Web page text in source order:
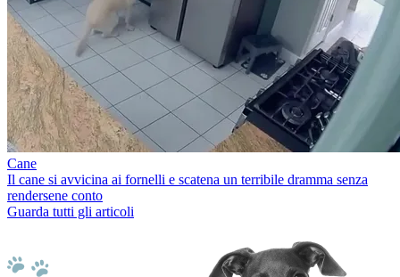
Cane
Il cane si avvicina ai fornelli e scatena un terribile dramma senza
rendersene conto
Guarda tutti gli articoli